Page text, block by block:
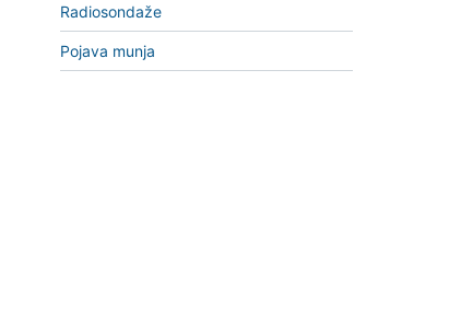
Radiosondaže
Pojava munja